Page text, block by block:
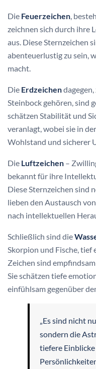
Die Feuerzeichen,
zeichnen sich durch ihre
aus. Diese Sternzeichen
abenteuerlustig zu sein,
macht.
Die Erdzeichen
Steinbock gehören, sind
schätzen Stabilität und
veranlagt, wobei sie in
Wohlstand und sicherer
Die Luftzeichen –
bekannt für ihre
Diese Sternzeichen sind
lieben den Austausch
nach intellektuellen
Schließlich sind die
Skorpion und Fische,
Zeichen sind
Sie schätzen tiefe
einfühlsam gegenüber
„Es sind nicht
sondern die
tiefere